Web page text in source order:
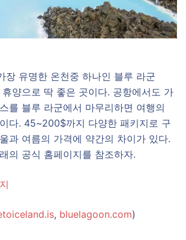
장 유명한 온천중 하나인 블루 라군
양으로 딱 좋은 곳이다. 공항에서도 가
를 블루 라군에서 마무리하면 여행의
다. 45~200$까지 다양한 패키지로 구
과 여름의 가격에 약간의 차이가 있다.
의 공식 홈페이지를 참조하자.
, bluelagoon.com)